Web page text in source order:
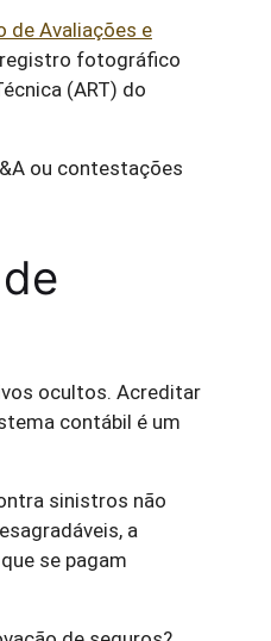
de Avaliações e
registro fotográfico
(ART) do
ou contestações
ocultos. Acreditar
contábil é um
sinistros não
a
se pagam